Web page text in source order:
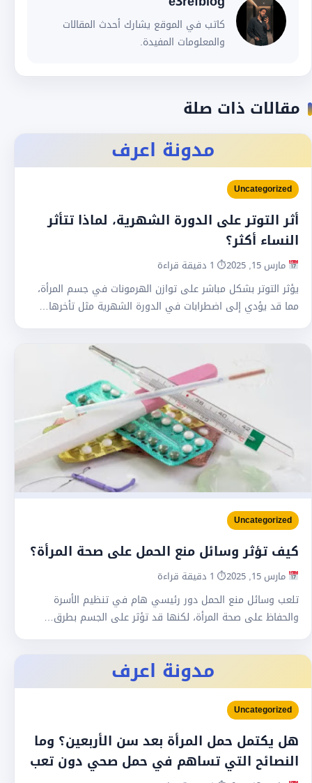
كاتب في الموقع يشارك أحدث المقالات
والمعلومات المفيدة.
مقالات ذات صلة
مدونة اعرف
Uncategorized
أثر التوتر على الدورة الشهرية، لماذا تتأثر
النساء أكثر؟
مارس 15, 2025 ⏱ 1 دقيقة قراءة
يؤثر التوتر بشكل مباشر على توازن الهرمونات في جسم المرأة،
مما قد يؤدي إلى اضطرابات في الدورة الشهرية مثل تأخرها…
Uncategorized
كيف تؤثر وسائل منع الحمل على صحة المرأة؟
مارس 15, 2025 ⏱ 1 دقيقة قراءة
تلعب وسائل منع الحمل دور رئيسي هام في تنظيم الأسرة
والحفاظ على صحة المرأة، لكنها قد تؤثر على الجسم بطرق…
مدونة اعرف
Uncategorized
هل يكتمل حمل المرأة بعد سن الأربعين؟ وما
النصائح التي تساهم في حمل صحي دون تعب